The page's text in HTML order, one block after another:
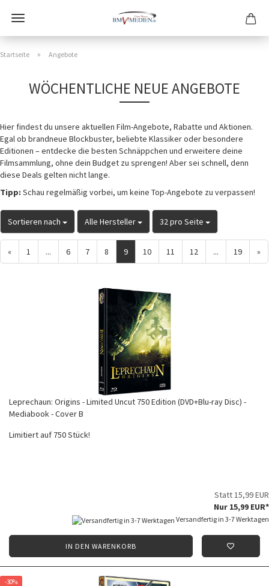
Startseite » Angebote
WÖCHENTLICHE NEUE ANGEBOTE
Hier findest du unsere aktuellen Film-Angebote, Rabatte und Aktionen.
Egal ob brandneue Blockbuster, beliebte Klassiker oder besondere
Editionen – entdecke die besten Schnäppchen und erweitere deine
Filmsammlung, ohne dein Budget zu sprengen! Aber sei schnell, denn
diese Deals gelten nicht lange.
Tipp: Schau regelmäßig vorbei, um keine Top-Angebote zu verpassen!
Sortieren nach
Sortieren nach Alle Hersteller
pro Seite 32 pro Seite
pro Seite
« 1 ... 6 7 8 9 10 11 12 ... 19 »
Leprechaun: Origins - Limited Uncut 750 Edition (DVD+Blu-ray Disc) -
Mediabook - Cover B
Limitiert auf 750 Stück!
Statt 15,99 EUR
Nur 15,99 EUR*
Versandfertig in 3-7 Werktagen
IN DEN WARENKORB
-30%